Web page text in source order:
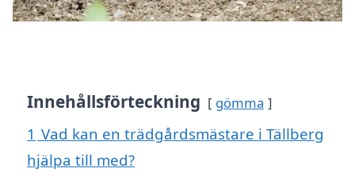
Innehållsförteckning gömma
1 Vad kan en trädgårdsmästare i Tällberg
hjälpa till med?